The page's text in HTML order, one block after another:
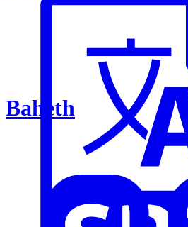
Baheth